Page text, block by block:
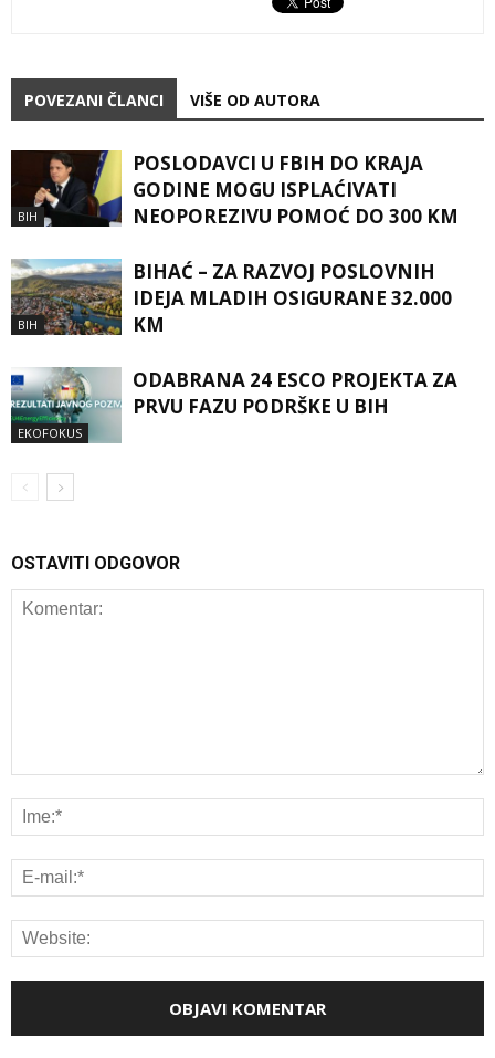
POVEZANI ČLANCI VIŠE OD AUTORA
BIH
POSLODAVCI U FBIH DO KRAJA
GODINE MOGU ISPLAĆIVATI
NEOPOREZIVU POMOĆ DO 300 KM
BIH
BIHAĆ – ZA RAZVOJ POSLOVNIH
IDEJA MLADIH OSIGURANE 32.000
KM
EKOFOKUS
ODABRANA 24 ESCO PROJEKTA ZA
PRVU FAZU PODRŠKE U BIH
OSTAVITI ODGOVOR